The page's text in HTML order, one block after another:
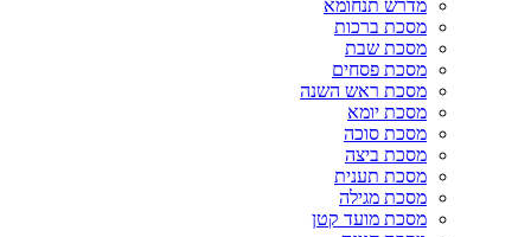
מדרש תנחומא
מסכת ברכות
מסכת שבת
מסכת פסחים
מסכת ראש השנה
מסכת יומא
מסכת סוכה
מסכת ביצה
מסכת תענית
מסכת מגילה
מסכת מועד קטן